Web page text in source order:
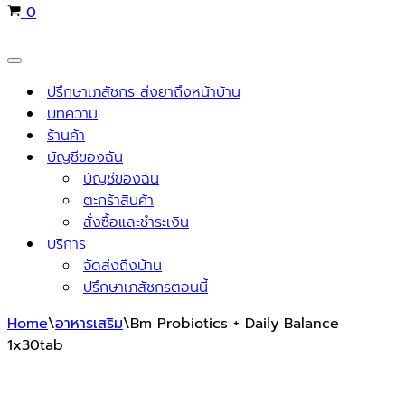
Cart
0
Navigation
Menu ปรึกษาเภสัชกร ส่งยาถึงหน้าบ้าน
บทความ
ร้านค้า
บัญชีของฉัน
บัญชีของฉัน
ตะกร้าสินค้า
สั่งซื้อและชำระเงิน
บริการ
จัดส่งถึงบ้าน
ปรึกษาเภสัชกรตอนนี้
Home\อาหารเสริม\Bm Probiotics + Daily Balance
1x30tab